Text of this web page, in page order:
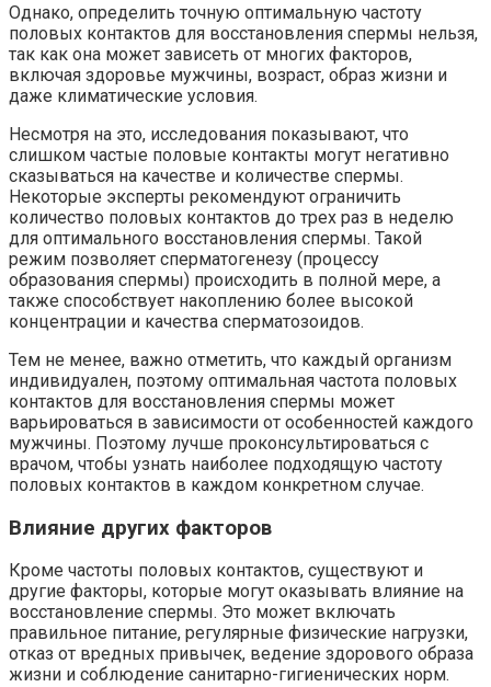
Однако, определить точную оптимальную частоту
половых контактов для восстановления спермы нельзя,
так как она может зависеть от многих факторов,
включая здоровье мужчины, возраст, образ жизни и
даже климатические условия.
Несмотря на это, исследования показывают, что
слишком частые половые контакты могут негативно
сказываться на качестве и количестве спермы.
Некоторые эксперты рекомендуют ограничить
количество половых контактов до трех раз в неделю
для оптимального восстановления спермы. Такой
режим позволяет сперматогенезу (процессу
образования спермы) происходить в полной мере, а
также способствует накоплению более высокой
концентрации и качества сперматозоидов.
Тем не менее, важно отметить, что каждый организм
индивидуален, поэтому оптимальная частота половых
контактов для восстановления спермы может
варьироваться в зависимости от особенностей каждого
мужчины. Поэтому лучше проконсультироваться с
врачом, чтобы узнать наиболее подходящую частоту
половых контактов в каждом конкретном случае.
Влияние других факторов
Кроме частоты половых контактов, существуют и
другие факторы, которые могут оказывать влияние на
восстановление спермы. Это может включать
правильное питание, регулярные физические нагрузки,
отказ от вредных привычек, ведение здорового образа
жизни и соблюдение санитарно-гигиенических норм.